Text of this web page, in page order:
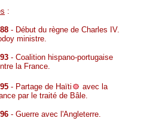
:
- Début du règne de Charles IV.
ministre.
- Coalition hispano-portugaise
la France.
- Partage de Haïti
avec la
par le traité de Bâle.
- Guerre avec l'Angleterre.